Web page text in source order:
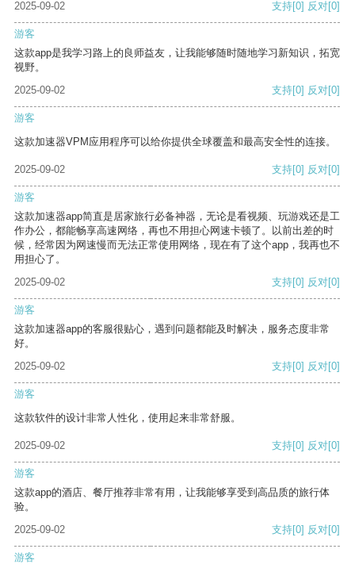
2025-09-02
支持[0] 反对[0]
游客
这款app是我学习路上的良师益友，让我能够随时随地学习新知识，拓宽
视野。
2025-09-02
支持[0] 反对[0]
游客
这款加速器VPM应用程序可以给你提供全球覆盖和最高安全性的连接。
2025-09-02 支持[0] 反对[0]
游客
这款加速器app简直是居家旅行必备神器，无论是看视频、玩游戏还是工
作办公，都能畅享高速网络，再也不用担心网速卡顿了。以前出差的时
候，经常因为网速慢而无法正常使用网络，现在有了这个app，我再也不
用担心了。
2025-09-02
支持[0] 反对[0]
游客
这款加速器app的客服很贴心，遇到问题都能及时解决，服务态度非常
好。
2025-09-02
支持[0] 反对[0]
游客
这款软件的设计非常人性化，使用起来非常舒服。
2025-09-02 支持[0] 反对[0]
游客
这款app的酒店、餐厅推荐非常有用，让我能够享受到高品质的旅行体
验。
2025-09-02
支持[0] 反对[0]
游客